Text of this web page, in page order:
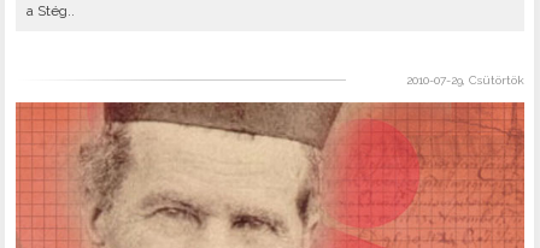
a Stég..
2010-07-29, Csütörtök